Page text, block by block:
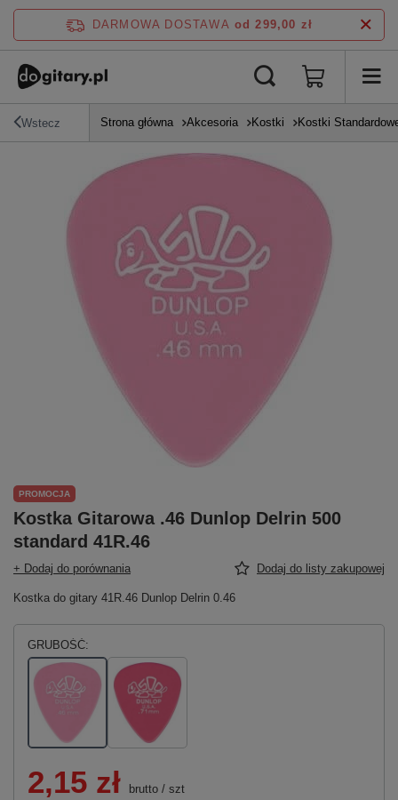
DARMOWA DOSTAWA od 299,00 zł
Wstecz Strona główna Akcesoria Kostki Kostki
PROMOCJA
Kostka Gitarowa .46 Dunlop Delrin 500
standard 41R.46
+ Dodaj do porównania Dodaj do listy zakupowej
Kostka do gitary 41R.46 Dunlop Delrin 0.46
GRUBOŚĆ
2,15 zł brutto / szt